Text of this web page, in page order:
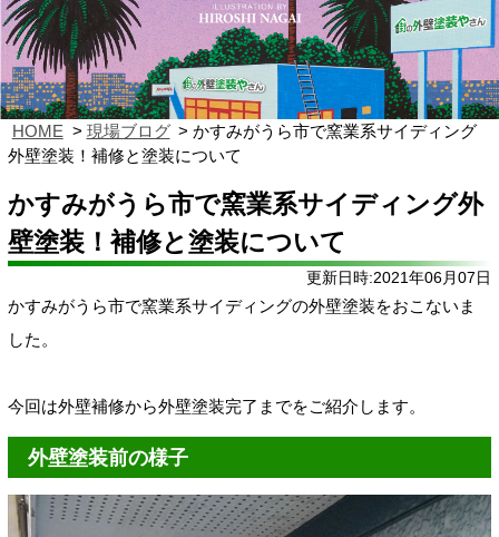
HOME 現場ブログ
かすみがうら市で窯業系サイディング
外壁塗装！補修と塗装について
かすみがうら市で窯業系サイディング外
壁塗装！補修と塗装について
更新日時:2021年06月07日
かすみがうら市で窯業系サイディングの外壁塗装をおこないま
した。
今回は外壁補修から外壁塗装完了までをご紹介します。
外壁塗装前の様子